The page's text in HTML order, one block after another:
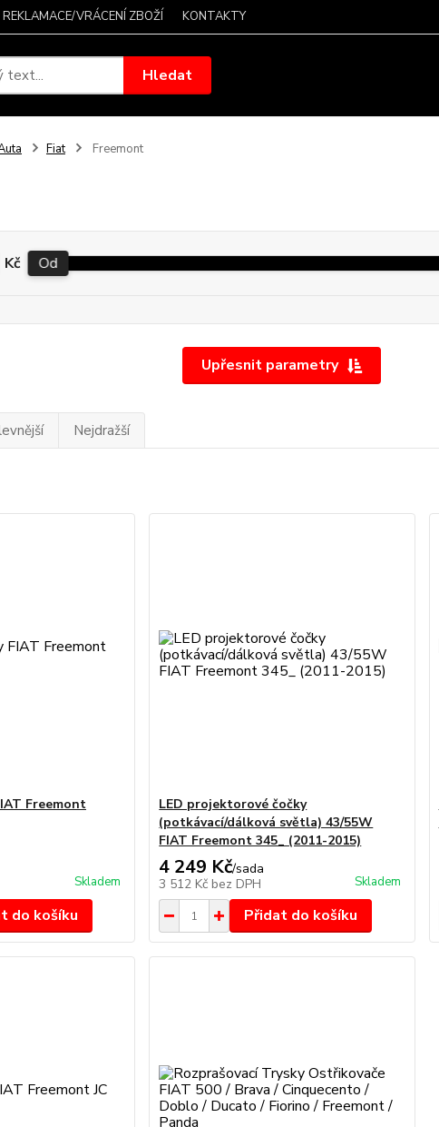
REKLAMACE/VRÁCENÍ ZBOŽÍ KONTAKTY
Hledat
Fiat Freemont
Upřesnit parametry
Kč Od
Nejdražší
Freemont
Skladem
do košíku
LED projektorové čočky
(potkávací/dálková světla) 43/55W
FIAT Freemont 345_ (2011-2015)
4 249 Kč/sada
3 512 Kč bez DPH Skladem
Přidat do košíku